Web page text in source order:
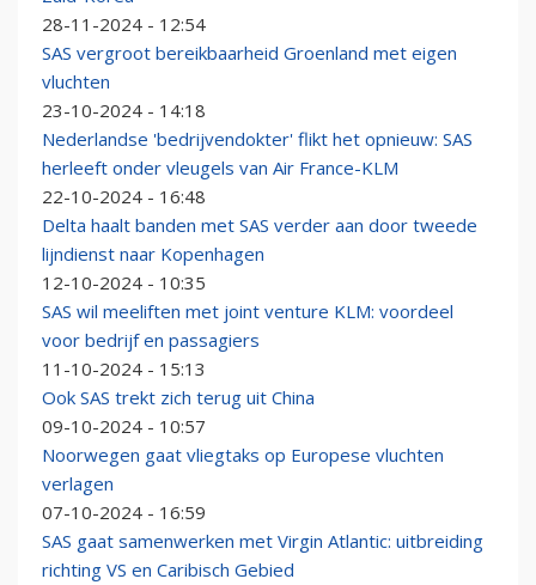
28-11-2024 - 12:54
SAS vergroot bereikbaarheid Groenland met eigen
vluchten
23-10-2024 - 14:18
Nederlandse 'bedrijvendokter' flikt het opnieuw: SAS
herleeft onder vleugels van Air France-KLM
22-10-2024 - 16:48
Delta haalt banden met SAS verder aan door tweede
lijndienst naar Kopenhagen
12-10-2024 - 10:35
SAS wil meeliften met joint venture KLM: voordeel
voor bedrijf en passagiers
11-10-2024 - 15:13
Ook SAS trekt zich terug uit China
09-10-2024 - 10:57
Noorwegen gaat vliegtaks op Europese vluchten
verlagen
07-10-2024 - 16:59
SAS gaat samenwerken met Virgin Atlantic: uitbreiding
richting VS en Caribisch Gebied